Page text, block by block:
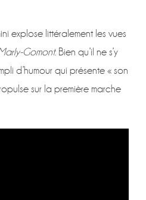
explose littéralement les vues
Gomont. Bien qu’il ne s’y
d’humour qui présente « son
sur la première marche